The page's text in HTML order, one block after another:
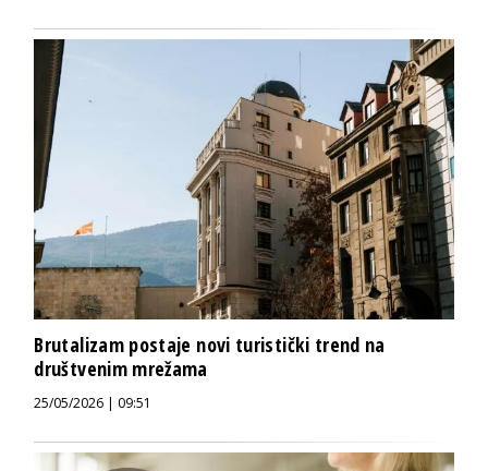
Brutalizam postaje novi turistički trend na
društvenim mrežama
25/05/2026 | 09:51